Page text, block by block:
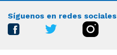
Síguenos en redes sociales